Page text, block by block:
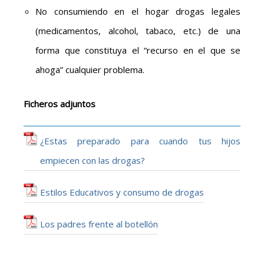
No consumiendo en el hogar drogas legales
(medicamentos, alcohol, tabaco, etc.) de una
forma que constituya el “recurso en el que se
ahoga” cualquier problema.
Ficheros adjuntos
¿Estas preparado para cuando tus hijos
empiecen con las drogas?
Estilos Educativos y consumo de drogas
Los padres frente al botellón